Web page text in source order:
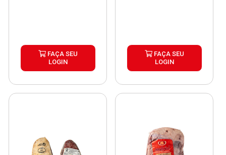
FAÇA SEU
LOGIN
FAÇA SEU
LOGIN